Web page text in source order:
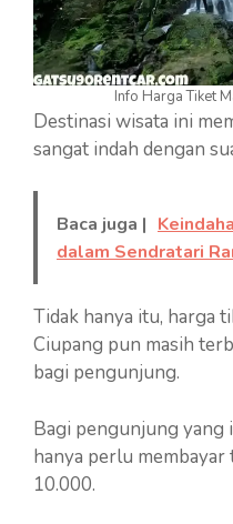
Info Harga Tiket
Destinasi wisata ini
sangat indah dengan
Baca juga |
dalam Sendratari
Tidak hanya itu, harga
Ciupang pun masih
bagi pengunjung.
Bagi pengunjung yang
hanya perlu membayar
10.000.